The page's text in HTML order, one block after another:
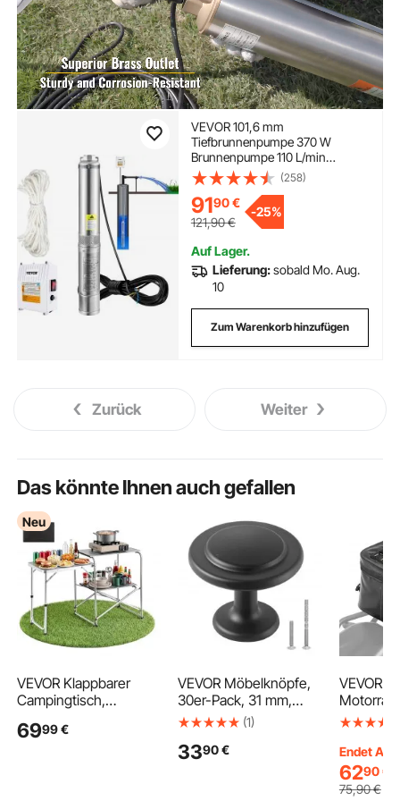
VEVOR 101,6 mm
Tiefbrunnenpumpe 370 W
Brunnenpumpe 110 L/min
Tauchpumpe max Förderhöhe
44m Rohrpumpe 230 V 50 Hz
Sandpumpe Edelstahl
Wasserpumpe 0-40°C Pumpe
(258)
9190€
121,90€
-25%
Auf Lager.
Lieferung:sobald Mo. Aug.
10
Zum Warenkorb hinzufügen
Zurück Weiter
Das könnte Ihnen auch gefallen
Neu
VEVOR Klappbarer
Campingtisch,
mit Beistelltisch,
6999€
VEVOR Möbelknöpfe,
30er-Pack, 31 mm,
Schrankknöpfe aus
Zinklegierung, massive
(1)
3390 €
VEVOR
28 L
Endet
6290€
75,90€